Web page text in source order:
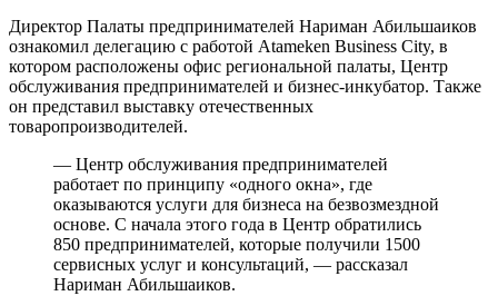
Директор Палаты предпринимателей Нариман Абильшаиков
ознакомил делегацию с работой Atameken Business City, в
котором расположены офис региональной палаты, Центр
обслуживания предпринимателей и бизнес-инкубатор. Также
он представил выставку отечественных
товаропроизводителей.
— Центр обслуживания предпринимателей
работает по принципу «одного окна», где
оказываются услуги для бизнеса на безвозмездной
основе. С начала этого года в Центр обратились
850 предпринимателей, которые получили 1500
сервисных услуг и консультаций, — рассказал
Нариман Абильшаиков.